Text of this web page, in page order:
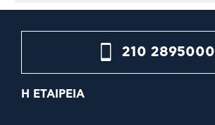
210 2895000
Η ΕΤΑΙΡΕΙΑ